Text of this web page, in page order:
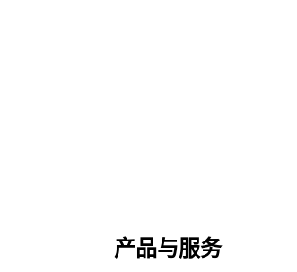
产品与服务